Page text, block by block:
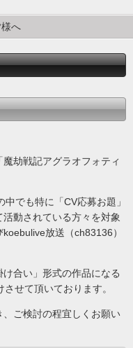
へ
劫戦記アグラオフォティ
でも特に「CV応募お題」
動されている方々を対象
放送（ch83136）
合い」形式の作品になる
せて頂いております。
ご検討の程宜しくお願い